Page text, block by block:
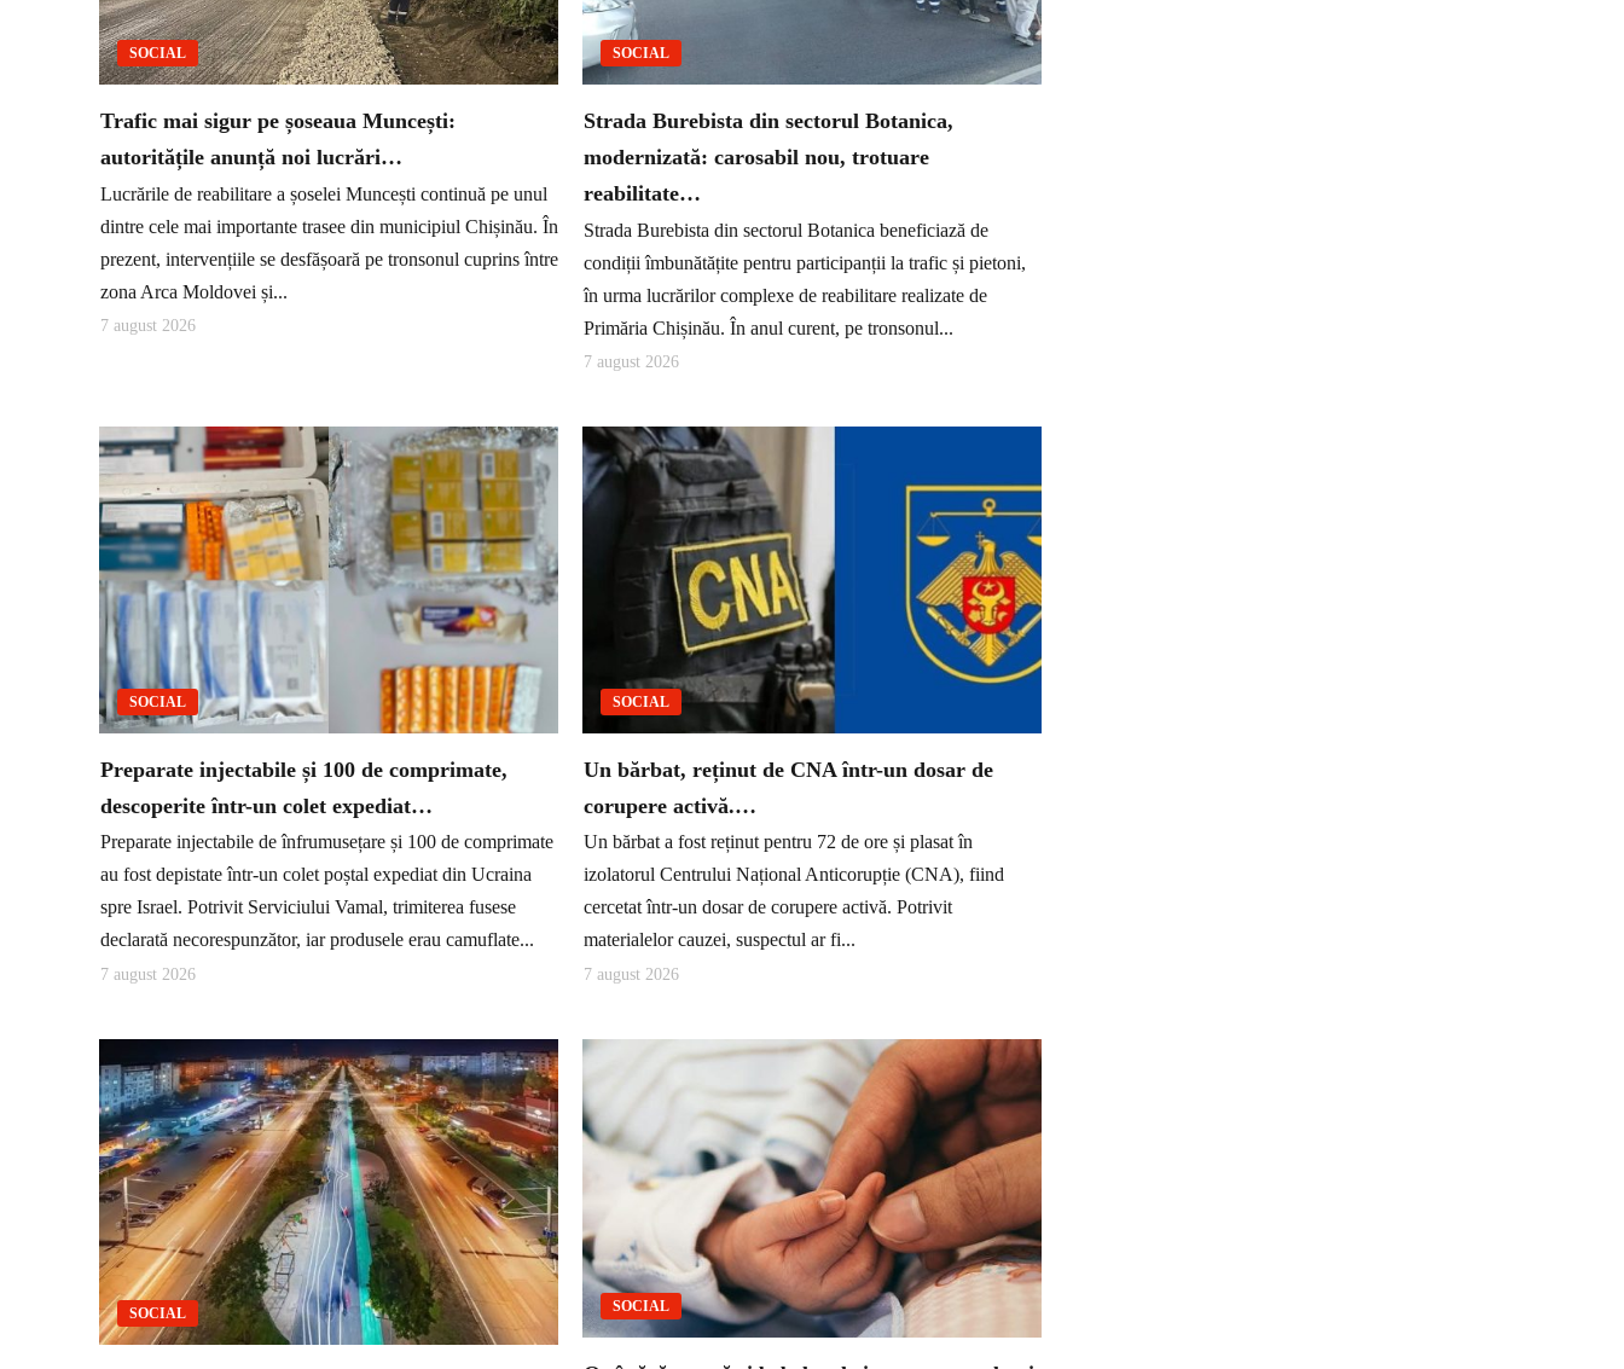
SOCIAL
Trafic mai sigur pe șoseaua Muncești:
autoritățile anunță noi lucrări…
Lucrările de reabilitare a șoselei Muncești continuă pe unul
dintre cele mai importante trasee din municipiul Chișinău. În
prezent, intervențiile se desfășoară pe tronsonul cuprins între
zona Arca Moldovei și...
7 august 2026
SOCIAL
Strada Burebista din sectorul Botanica,
modernizată: carosabil nou, trotuare
reabilitate…
Strada Burebista din sectorul Botanica beneficiază de
condiții îmbunătățite pentru participanții la trafic și pietoni,
în urma lucrărilor complexe de reabilitare realizate de
Primăria Chișinău. În anul curent, pe tronsonul...
7 august 2026
SOCIAL
Preparate injectabile și 100 de comprimate,
descoperite într-un colet expediat…
Preparate injectabile de înfrumusețare și 100 de comprimate
au fost depistate într-un colet poștal expediat din Ucraina
spre Israel. Potrivit Serviciului Vamal, trimiterea fusese
declarată necorespunzător, iar produsele erau camuflate...
7 august 2026
SOCIAL
Un bărbat, reținut de CNA într-un dosar de
corupere activă.…
Un bărbat a fost reținut pentru 72 de ore și plasat în
izolatorul Centrului Național Anticorupție (CNA), fiind
cercetat într-un dosar de corupere activă. Potrivit
materialelor cauzei, suspectul ar fi...
7 august 2026
SOCIAL SOCIAL